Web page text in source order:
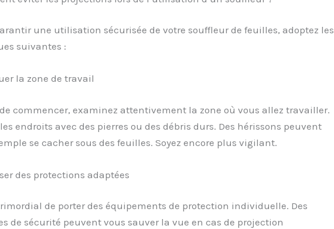
une utilisation sécurisée de votre souffleur de feuilles, adoptez les
suivantes :
la zone de travail
commencer, examinez attentivement la zone où vous allez travailler.
endroits avec des pierres ou des débris durs. Des hérissons peuvent
se cacher sous des feuilles. Soyez encore plus vigilant.
des protections adaptées
de porter des équipements de protection individuelle. Des
de sécurité peuvent vous sauver la vue en cas de projection